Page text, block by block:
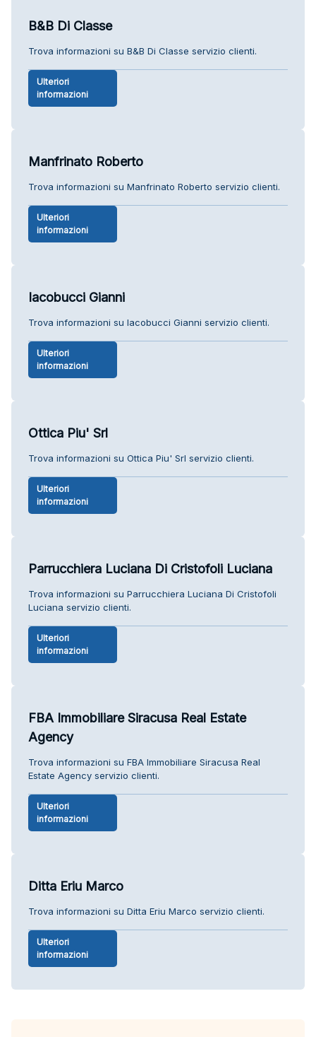
B&B Di Classe
Trova informazioni su B&B Di Classe servizio clienti.
Ulteriori
informazioni
Manfrinato Roberto
Trova informazioni su Manfrinato Roberto servizio clienti.
Ulteriori
informazioni
Iacobucci Gianni
Trova informazioni su Iacobucci Gianni servizio clienti.
Ulteriori
informazioni
Ottica Piu' Srl
Trova informazioni su Ottica Piu' Srl servizio clienti.
Ulteriori
informazioni
Parrucchiera Luciana Di Cristofoli Luciana
Trova informazioni su Parrucchiera Luciana Di Cristofoli
Luciana servizio clienti.
Ulteriori
informazioni
FBA Immobiliare Siracusa Real Estate
Agency
Trova informazioni su FBA Immobiliare Siracusa Real
Estate Agency servizio clienti.
Ulteriori
informazioni
Ditta Eriu Marco
Trova informazioni su Ditta Eriu Marco servizio clienti.
Ulteriori
informazioni